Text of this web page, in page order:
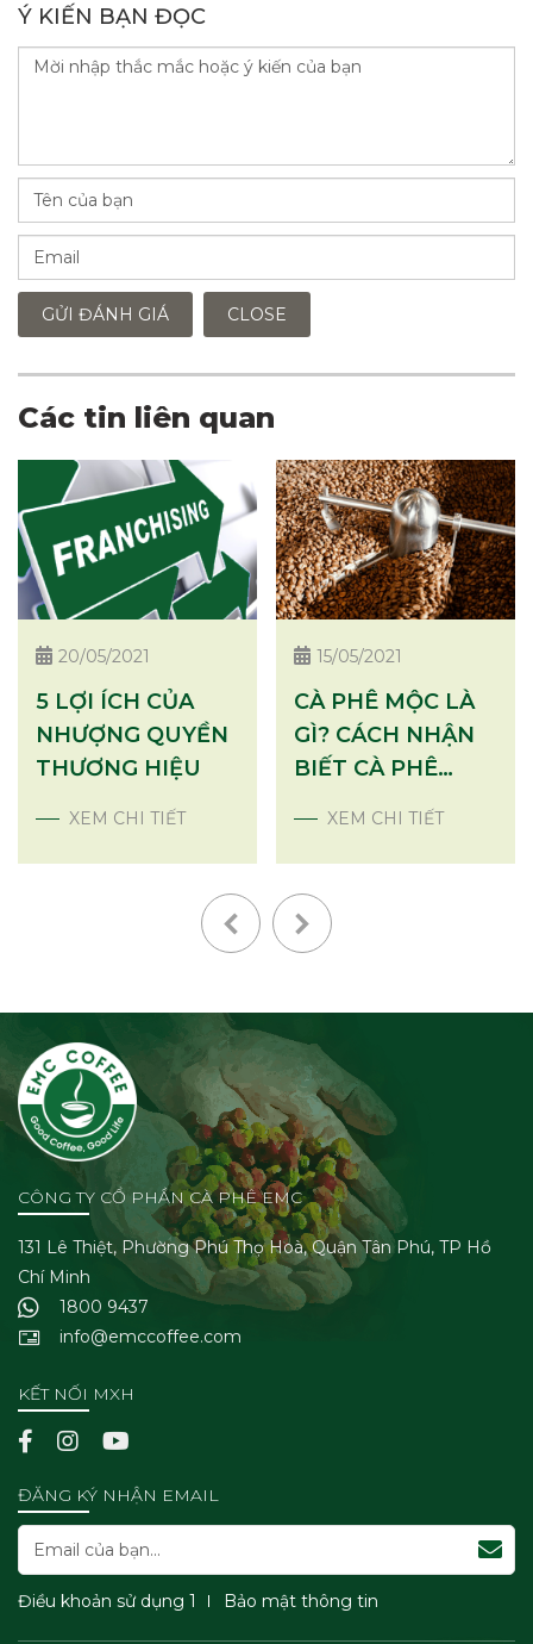
Ý KIẾN BẠN ĐỌC
GỬI ĐÁNH GIÁ CLOSE
Các tin liên quan
20/05/2021
5 LỢI ÍCH CỦA
NHƯỢNG QUYỀN
THƯƠNG HIỆU
XEM CHI TIẾT
15/05/2021
CÀ PHÊ MỘC LÀ
GÌ? CÁCH NHẬN
BIẾT CÀ PHÊ
XEM CHI TIẾT
CÔNG TY CỔ PHẦN CÀ PHÊ EMC
131 Lê Thiệt, Phường Phú Thọ Hoà, Quận Tân Phú, TP Hồ
Chí Minh
1800 9437
info@emccoffee.com
KẾT NỐI MXH
ĐĂNG KÝ NHẬN EMAIL
Điều khoản sử dụng 1 Bảo mật thông tin